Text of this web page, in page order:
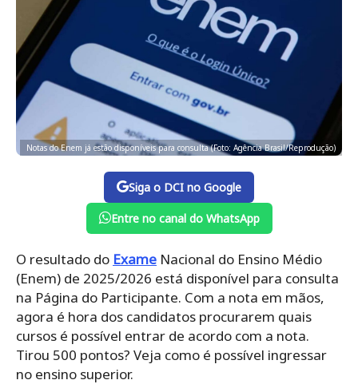
Notas do Enem já estão disponíveis para consulta (Foto: Agência Brasil/Reprodução)
Siga o DCI no Google
Entre no canal do WhatsApp
O resultado do Exame Nacional do Ensino Médio
(Enem) de 2025/2026 está disponível para consulta
na Página do Participante. Com a nota em mãos,
agora é hora dos candidatos procurarem quais
cursos é possível entrar de acordo com a nota.
Tirou 500 pontos? Veja como é possível ingressar
no ensino superior.